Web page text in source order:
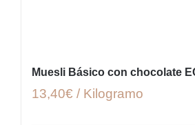
Muesli Básico con chocolate
13,40€ / Kilogramo